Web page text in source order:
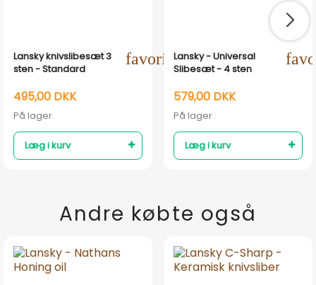
Lansky knivslibesæt 3
sten - Standard
495,00 DKK
På lager
Læg i kurv
favorite_outline
Lansky - Universal
Slibesæt - 4 sten
579,00 DKK
På lager
Læg i kurv
Andre købte også